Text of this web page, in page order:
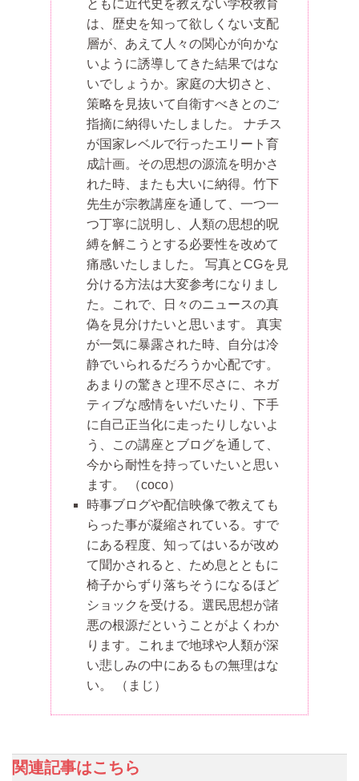
ともに近代史を教えない学校教育
は、歴史を知って欲しくない支配
層が、あえて人々の関心が向かな
いように誘導してきた結果ではな
いでしょうか。家庭の大切さと、
策略を見抜いて自衛すべきとのご
指摘に納得いたしました。 ナチス
が国家レベルで行ったエリート育
成計画。その思想の源流を明かさ
れた時、またも大いに納得。竹下
先生が宗教講座を通して、一つ一
つ丁寧に説明し、人類の思想的呪
縛を解こうとする必要性を改めて
痛感いたしました。 写真とCGを見
分ける方法は大変参考になりまし
た。これで、日々のニュースの真
偽を見分けたいと思います。 真実
が一気に暴露された時、自分は冷
静でいられるだろうか心配です。
あまりの驚きと理不尽さに、ネガ
ティブな感情をいだいたり、下手
に自己正当化に走ったりしないよ
う、この講座とブログを通して、
今から耐性を持っていたいと思い
ます。
（coco）
時事ブログや配信映像で教えても
らった事が凝縮されている。すで
にある程度、知ってはいるが改め
て聞かされると、ため息とともに
椅子からずり落ちそうになるほど
ショックを受ける。選民思想が諸
悪の根源だということがよくわか
ります。これまで地球や人類が深
い悲しみの中にあるもの無理はな
い。
（まじ）
関連記事はこちら